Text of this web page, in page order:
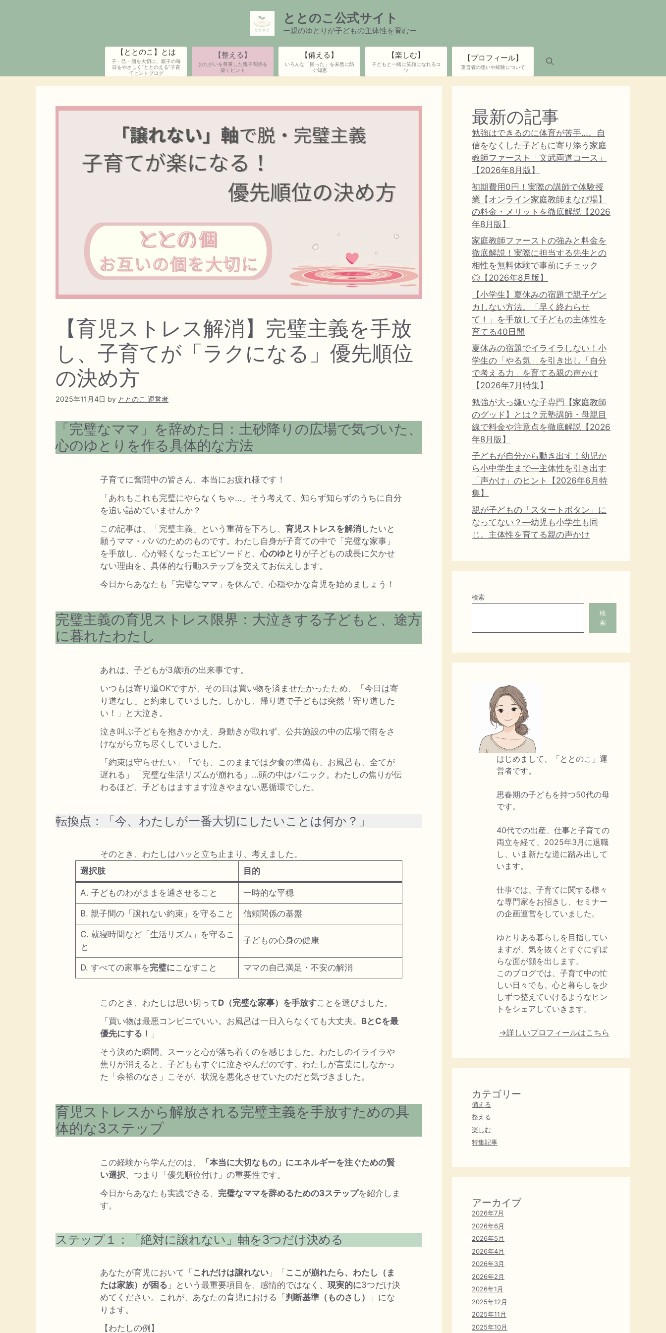
ととのこ公式サイト
ー親のゆとりが子どもの主体性を育むー
【ととのこ】とは
子・己・個を大切に、親子の毎
日をやさしく”ととのえる”子育
てヒントブログ
【整える】
おたがいを尊重した親子関係を
築くヒント
【備える】
いろんな「困った」を未然に防
ぐ知恵
【楽しむ】
子どもと一緒に笑顔になれるコ
ツ
【プロフィール】
運営者の想いや経験について
【育児ストレス解消】完璧主義を手放
し、子育てが「ラクになる」優先順位
の決め方
2025年11月4日 by ととのこ 運営者
「完璧なママ」を辞めた日：土砂降りの広場で気づいた、
心のゆとりを作る具体的な方法
子育てに奮闘中の皆さん、本当にお疲れ様です！
「あれもこれも完璧にやらなくちゃ…」そう考えて、知らず知らずのうちに自分
を追い詰めていませんか？
この記事は、「完璧主義」という重荷を下ろし、 育児ストレスを解消したいと
願うママ・パパのためのものです。わたし自身が子育ての中で「完璧な家事」
を手放し、心が軽くなったエピソードと、心のゆとり が子どもの成長に欠かせ
ない理由を、具体的な行動ステップを交えてお伝えします。
今日からあなたも「完璧なママ」を休んで、心穏やかな育児を始めましょう！
完璧主義の育児ストレス限界：大泣きする子どもと、途方
に暮れたわたし
あれは、子どもが3歳頃の出来事です。
いつもは寄り道OKですが、その日は買い物を済ませたかったため、「今日は寄
り道なし」と約束していました。しかし、帰り道で子どもは突然「寄り道した
い！」と大泣き。
泣き叫ぶ子どもを抱きかかえ、身動きが取れず、公共施設の中の広場で雨をさ
けながら立ち尽くしていました。
「約束は守らせたい」「でも、このままでは夕食の準備も、お風呂も、全てが
遅れる」「完璧な生活リズムが崩れる」…頭の中はパニック。わたしの焦りが伝
わるほど、子どもはますます泣きやまない悪循環でした。
転換点：「今、わたしが一番大切にしたいことは何か？」
そのとき、わたしはハッと立ち止まり、考えました。
選択肢
目的
A. 子どものわがままを通させること 一時的な平穏
B. 親子間の「譲れない約束」を守ること 信頼関係の基盤
C. 就寝時間など「生活リズム」を守るこ
と
子どもの心身の健康
D. すべての家事を完璧にこなすこと ママの自己満足・不安の解消
このとき、わたしは思い切ってD（完璧な家事）を手放すことを選びました。
「買い物は最悪コンビニでいい。お風呂は一日入らなくても大丈夫。 BとCを最
優先にする！
」
そう決めた瞬間、スーッと心が落ち着くのを感じました。わたしのイライラや
焦りが消えると、子どももすぐに泣きやんだのです。わたしが言葉にしなかっ
た「余裕のなさ」こそが、状況を悪化させていたのだと気づきました。
育児ストレスから解放される完璧主義を手放すための具
体的な3ステップ
この経験から学んだのは、
「本当に大切なもの」にエネルギーを注ぐための賢
い選択、つまり「優先順位付け」の重要性です。
今日からあなたも実践できる、 完璧なママを辞めるための3ステップを紹介しま
す。
ステップ１：「絶対に譲れない」軸を3つだけ決める
あなたが育児において「 これだけは譲れない 」「 ここが崩れたら、わたし（ま
たは家族）が困る 」という最重要項目を、感情的ではなく、 現実的に3つだけ決
めてください。これが、あなたの育児における「 判断基準（ものさし）
」にな
ります。
【わたしの例】
最新の記事
勉強はできるのに体育が苦手…。自
信をなくした子どもに寄り添う家庭
教師ファースト「文武両道コース」
【2026年8月版】
初期費用0円！実際の講師で体験授
業【オンライン家庭教師まなび場】
の料金・メリットを徹底解説【2026
年8月版】
家庭教師ファーストの強みと料金を
徹底解説！実際に担当する先生との
相性を無料体験で事前にチェック
◎【2026年8月版】
【小学生】夏休みの宿題で親子ゲン
カしない方法。「早く終わらせ
て！」を手放して子どもの主体性を
育てる40日間
夏休みの宿題でイライラしない！小
学生の「やる気」を引き出し「自分
で考える力」を育てる親の声かけ
【2026年7月特集】
勉強が大っ嫌いな子専門【家庭教師
のグッド】とは？元塾講師・母親目
線で料金や注意点を徹底解説【2026
年8月版】
子どもが自分から動き出す！幼児か
ら小中学生まで―主体性を引き出す
「声かけ」のヒント【2026年6月特
集】
親が子どもの「スタートボタン」に
なってない？―幼児も小学生も同
じ。主体性を育てる親の声かけ
検索
検
索
はじめまして、「ととのこ」運
営者です。
思春期の子どもを持つ50代の母
です。
40代での出産、仕事と子育ての
両立を経て、2025年3月に退職
し、いま新たな道に踏み出して
います。
仕事では、子育てに関する様々
な専門家をお招きし、セミナー
の企画運営をしていました。
ゆとりある暮らしを目指してい
ますが、気を抜くとすぐにずぼ
らな面が顔を出します。
このブログでは、子育て中の忙
しい日々でも、心と暮らしを少
しずつ整えていけるようなヒン
トをシェアしていきます。
→詳しいプロフィールはこちら
カテゴリー
備える
整える
楽しむ
特集記事
アーカイブ
2026年7月
2026年6月
2026年5月
2026年4月
2026年3月
2026年2月
2026年1月
2025年12月
2025年11月
2025年10月